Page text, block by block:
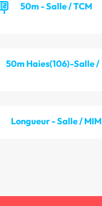
50m - Salle / TCM
50m Haies(106)-Salle /
Longueur - Salle / MIM